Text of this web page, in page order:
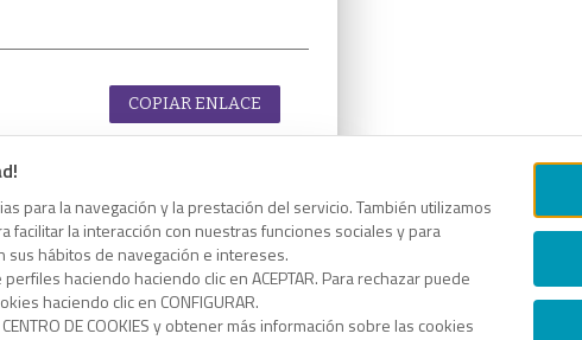
para la navegación y la prestación del servicio. También utilizamos
la interacción con nuestras funciones sociales y para
hábitos de navegación e intereses.
haciendo haciendo clic en ACEPTAR. Para rechazar puede
haciendo clic en CONFIGURAR.
DE COOKIES y obtener más información sobre las cookies
COPIAR ENLACE
en el botón.